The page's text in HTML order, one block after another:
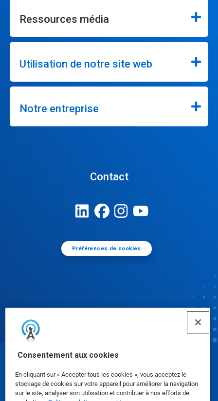
Consentement aux cookies
En cliquant sur « Accepter tous les cookies », vous acceptez le
stockage de cookies sur votre appareil pour améliorer la navigation
sur le site, analyser son utilisation et contribuer à nos efforts de
Ressources média
Utilisation de notre site web
Notre entreprise
Contact
Préférences de cookies
Fiches de données de sécurité|Politique de